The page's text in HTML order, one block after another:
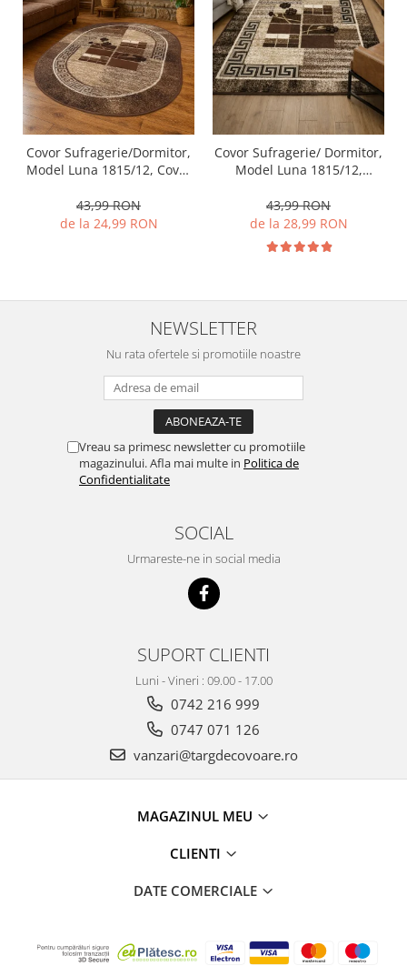
Covor Sufragerie/Dormitor,
Model Luna 1815/12, Covor
43,99 RON
de la 24,99 RON
Covor Sufragerie/ Dormitor,
Model Luna 1815/12,
43,99 RON
de la 28,99 RON
NEWSLETTER
Nu rata ofertele si promotiile noastre
Vreau sa primesc newsletter cu promotiile
magazinului. Afla mai multe in Politica de
Confidentialitate
SOCIAL
Urmareste-ne in social media
SUPORT CLIENTI
Luni - Vineri : 09.00 - 17.00
0742 216 999
0747 071 126
vanzari@targdecovoare.ro
MAGAZINUL MEU
CLIENTI
DATE COMERCIALE